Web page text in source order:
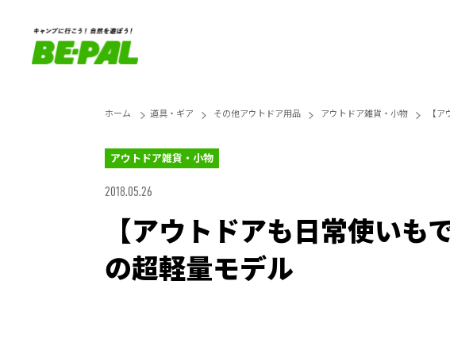
ホーム 道具・ギア その他アウトドア用品 アウトドア雑貨・小物 【
アウトドア雑貨・小物
2018.05.26
【アウトドアも日常使い
の超軽量モデル